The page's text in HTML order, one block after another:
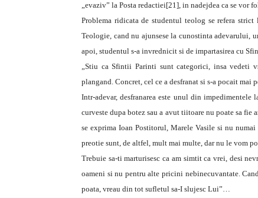
„evaziv” la Posta redactiei[21], in nadejdea ca se vor
Problema ridicata de studentul teolog se refera
Teologie, cand nu ajunsese la cunostinta adevarului,
apoi, studentul s-a invrednicit si de impartasirea cu
„Stiu ca Sfintii Parinti sunt categorici, insa vedeti
plangand. Concret, cel ce a desfranat si s-a pocait mai
Intr-adevar, desfranarea este unul din
curveste dupa botez sau a avut tiitoare nu poate sa fie
se exprima Ioan Postitorul, Marele Vasile si nu
preotie sunt, de altfel, mult mai multe, dar nu le vom
Trebuie sa-ti marturisesc ca am simtit ca vrei, desi
oameni si nu pentru alte pricini nebinecuvantate.
poata, vreau din tot sufletul sa-I slujesc Lui”…